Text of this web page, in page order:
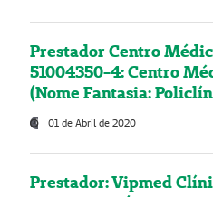
Prestador Centro
51004350-4: Centro
(Nome Fantasia:
01 de Abril de 2020
Prestador: Vipmed